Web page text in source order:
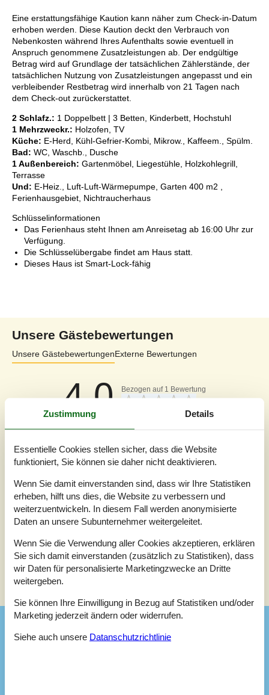
Eine erstattungsfähige Kaution kann näher zum Check-in-Datum
erhoben werden. Diese Kaution deckt den Verbrauch von
Nebenkosten während Ihres Aufenthalts sowie eventuell in
Anspruch genommene Zusatzleistungen ab. Der endgültige
Betrag wird auf Grundlage der tatsächlichen Zählerstände, der
tatsächlichen Nutzung von Zusatzleistungen angepasst und ein
verbleibender Restbetrag wird innerhalb von 21 Tagen nach
dem Check-out zurückerstattet.
2 Schlafz.: 1 Doppelbett | 3 Betten, Kinderbett, Hochstuhl
1 Mehrzweckr.: Holzofen, TV
Küche: E-Herd, Kühl-Gefrier-Kombi, Mikrow., Kaffeem., Spülm.
Bad: WC, Waschb., Dusche
1 Außenbereich: Gartenmöbel, Liegestühle, Holzkohlegrill,
Terrasse
Und: E-Heiz., Luft-Luft-Wärmepumpe, Garten 400 m2 ,
Ferienhausgebiet, Nichtraucherhaus
Schlüsselinformationen
Das Ferienhaus steht Ihnen am Anreisetag ab 16:00 Uhr zur
Verfügung.
Die Schlüsselübergabe findet am Haus statt.
Dieses Haus ist Smart-Lock-fähig
Unsere Gästebewertungen
Unsere GästebewertungenExterne Bewertungen
4,0 Bezogen auf 1 Bewertung
5
4
3
1
Kommentare
Keine Bewertungen haben Kommentare.
Siehe Häuser nebenan
Zustimmung Details
Essentielle Cookies stellen sicher, dass die Website
funktioniert, Sie können sie daher nicht deaktivieren.
Wenn Sie damit einverstanden sind, dass wir Ihre Statistiken
erheben, hilft uns dies, die Website zu verbessern und
weiterzuentwickeln. In diesem Fall werden anonymisierte
Daten an unsere Subunternehmer weitergeleitet.
Wenn Sie die Verwendung aller Cookies akzeptieren, erklären
Sie sich damit einverstanden (zusätzlich zu Statistiken), dass
wir Daten für personalisierte Marketingzwecke an Dritte
weitergeben.
Sie können Ihre Einwilligung in Bezug auf Statistiken und/oder
Marketing jederzeit ändern oder widerrufen.
Siehe auch unsere Datanschutzrichtlinie